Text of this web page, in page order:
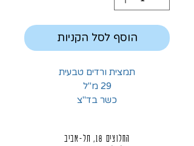
הוסף לסל הקניות
תמצית ורדים טבעית
29 מ"ל
כשר בד"צ
החלוצים 18, תל-אביב